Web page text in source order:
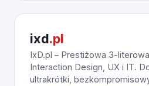
ixd.pl
IxD.pl – Prestiżowa 3-
Interaction Design, UX i IT.
ultrakrótki,